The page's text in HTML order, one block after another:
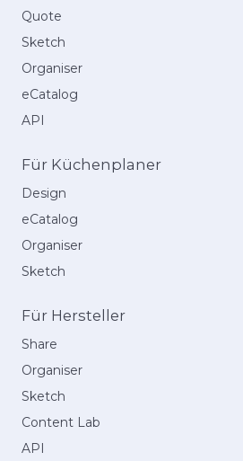
Quote
Sketch
Organiser
eCatalog
API
Für Küchenplaner
Design
eCatalog
Organiser
Sketch
Für Hersteller
Share
Organiser
Sketch
Content Lab
API